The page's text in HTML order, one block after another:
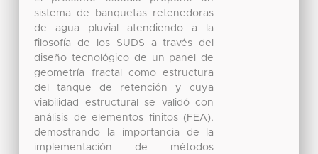
sistema de banquetas retenedoras
de agua pluvial atendiendo a la
filosofía de los SUDS a través del
diseño tecnológico de un panel de
geometría fractal como estructura
del tanque de retención y cuya
viabilidad estructural se validó con
análisis de elementos finitos (FEA),
demostrando la importancia de la
implementación de métodos